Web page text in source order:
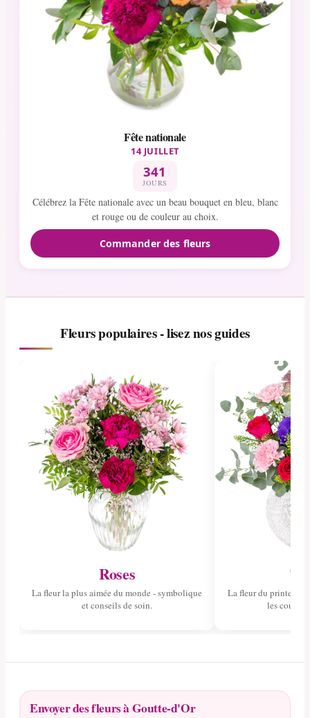
Fête nationale
14 JUILLET
341
JOURS
Célébrez la Fête nationale avec un beau bouquet en bleu, blanc
et rouge ou de couleur au choix.
Commander des fleurs
Fleurs populaires - lisez nos guides
Roses
La fleur la plus aimée du monde - symbolique
et conseils de soin.
La fleur du
les
Envoyer des fleurs à Goutte-d'Or